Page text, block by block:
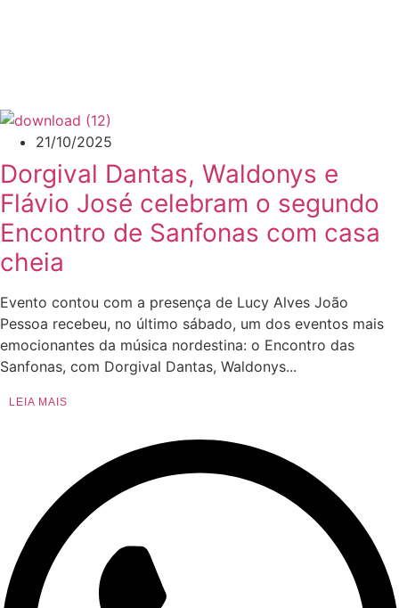
21/10/2025
Dorgival Dantas, Waldonys e
Flávio José celebram o segundo
Encontro de Sanfonas com casa
cheia
Evento contou com a presença de Lucy Alves João
Pessoa recebeu, no último sábado, um dos eventos mais
emocionantes da música nordestina: o Encontro das
Sanfonas, com Dorgival Dantas, Waldonys...
LEIA MAIS